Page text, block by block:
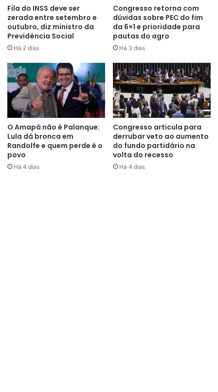
Tebet buscava então o comando do Ministério do
Desenvolvimento Social, mas enfrentou resistência do PT
e viu o cargo ser entregue ao senador Wellington Dias
(PT-PI). A pasta era uma das mais disputadas entre os
outros programas sociais, pelo Auxílio Brasil, que voltará a
se chamar Bolsa Família.
Uma ala forte do Partido dos Trabalhadores resistiu ao
nome da senadora emedebista por considerar a pasta
“importante demais”. O principal medo do grupo era que
ela se tornasse a “mãe” do Bolsa Família e representasse
uma ameaça aos petistas em 2026.
Fila do INSS deve ser
zerada entre setembro e
outubro, diz ministro da
Previdência Social
Há 2 dias
Congresso retorna com
dúvidas sobre PEC do fim
da 6×1 e prioridade para
pautas do agro
Há 3 dias
O Amapá não é Palanque:
Lula dá bronca em
Randolfe e quem perde é o
povo
Há 4 dias
Congresso articula para
derrubar veto ao aumento
do fundo partidário na
volta do recesso
Há 4 dias